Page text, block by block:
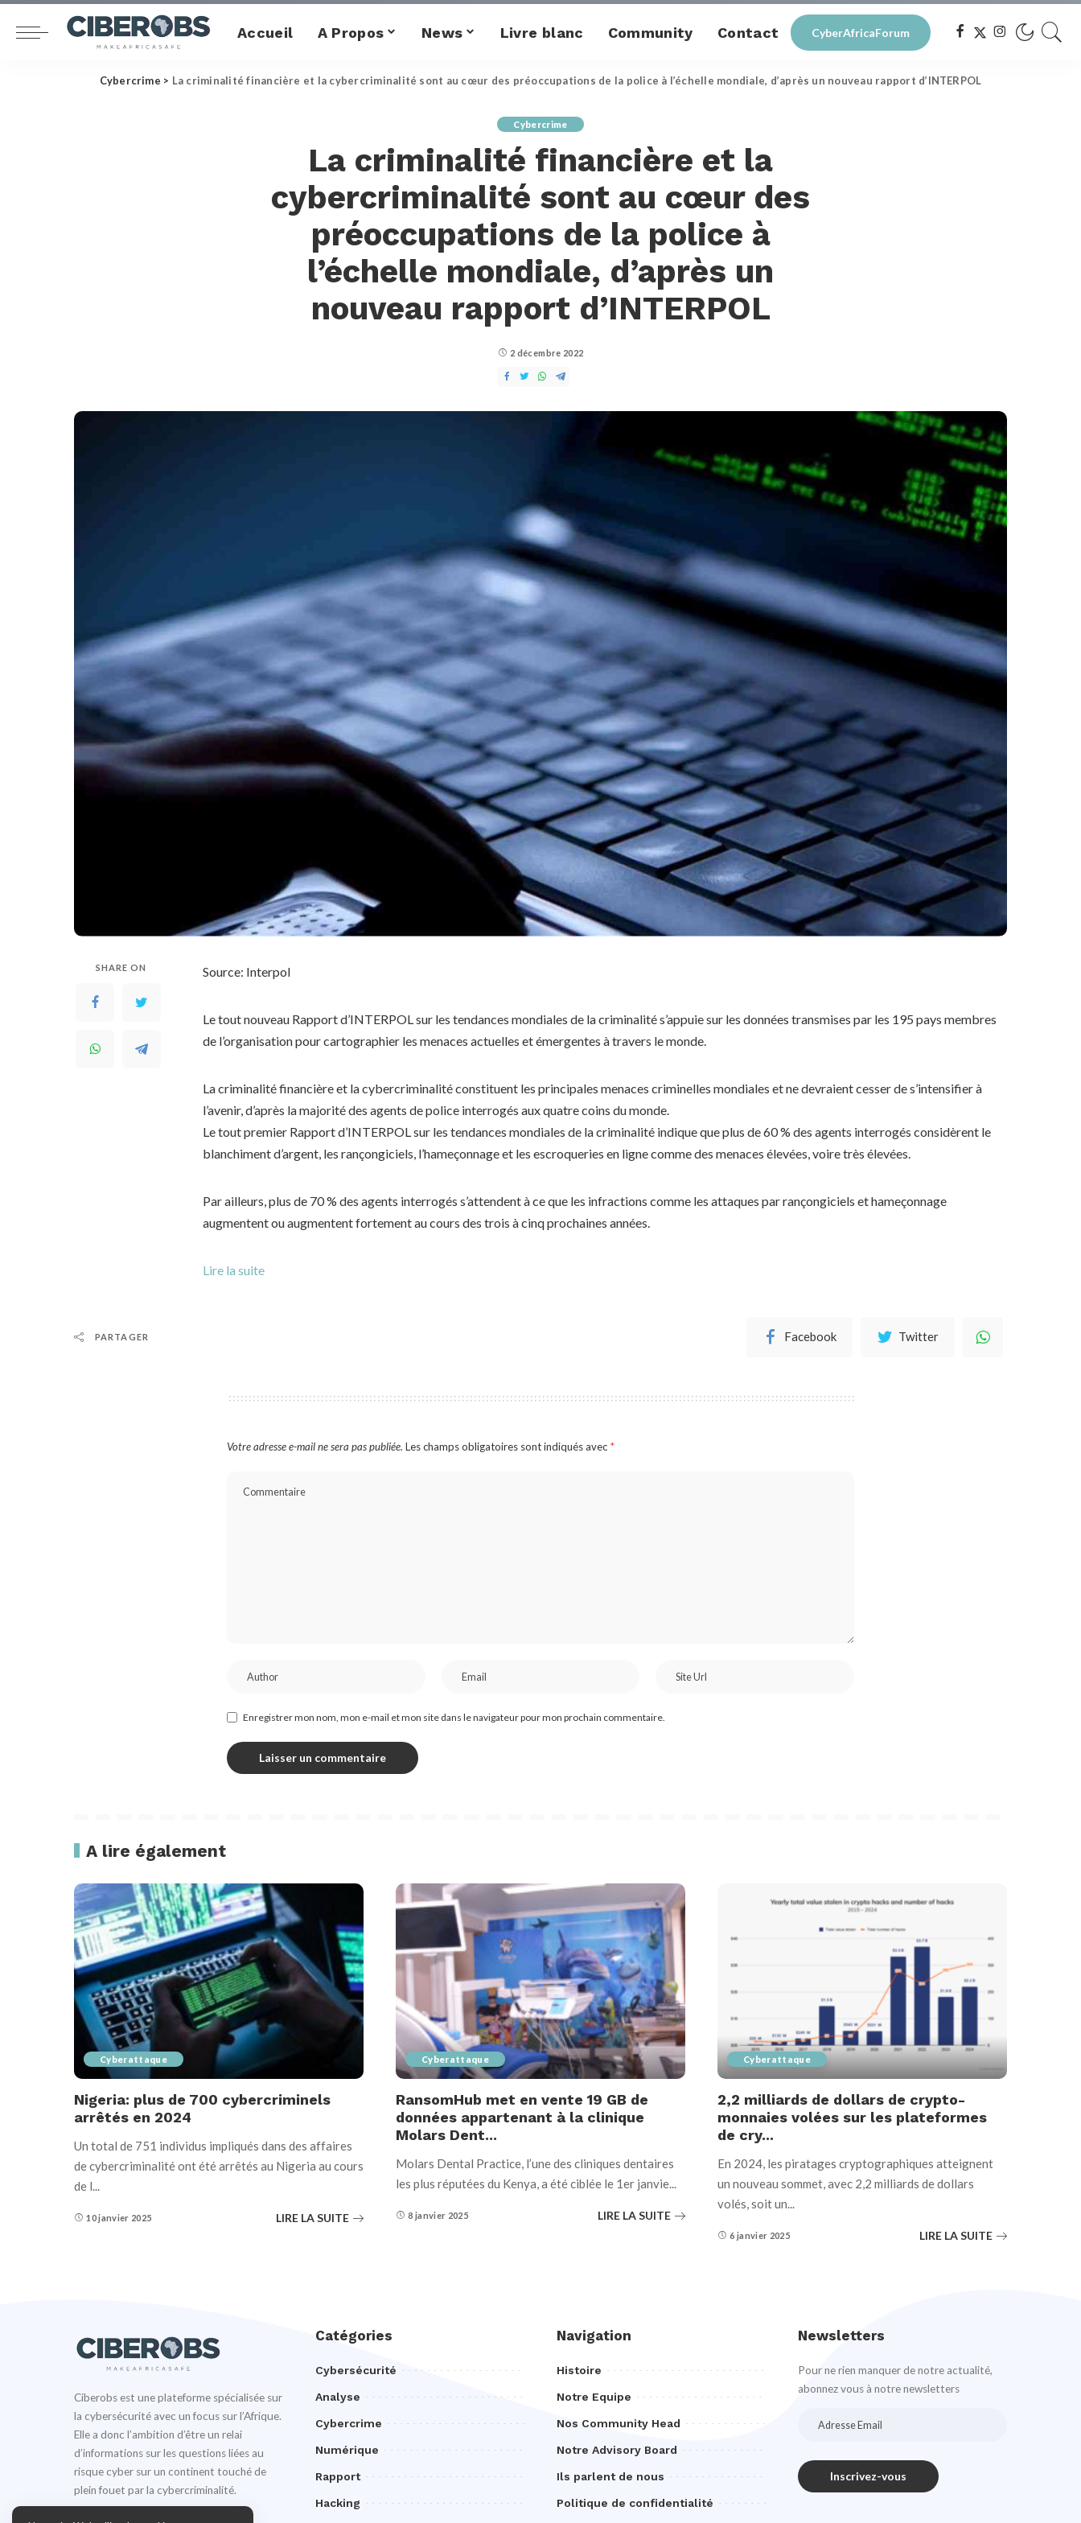
Accueil A Propos News Livre blanc Community Contact CyberAfricaForum
Cybercrime > La criminalité financière et la cybercriminalité sont au cœur des préoccupations de la police à l’échelle mondiale, d’après un nouveau rapport d’INTERPOL
Cybercrime
La criminalité financière et la
cybercriminalité sont au cœur des
préoccupations de la police à
l’échelle mondiale, d’après un
nouveau rapport d’INTERPOL
2 décembre 2022
SHARE ON Source: Interpol
Le tout nouveau Rapport d’INTERPOL sur les tendances mondiales de la criminalité s’appuie sur les données transmises par les 195 pays membres
de l’organisation pour cartographier les menaces actuelles et émergentes à travers le monde.
La criminalité financière et la cybercriminalité constituent les principales menaces criminelles mondiales et ne devraient cesser de s’intensifier à
l’avenir, d’après la majorité des agents de police interrogés aux quatre coins du monde.
Le tout premier Rapport d’INTERPOL sur les tendances mondiales de la criminalité indique que plus de 60 % des agents interrogés considèrent le
blanchiment d’argent, les rançongiciels, l’hameçonnage et les escroqueries en ligne comme des menaces élevées, voire très élevées.
Par ailleurs, plus de 70 % des agents interrogés s’attendent à ce que les infractions comme les attaques par rançongiciels et hameçonnage
augmentent ou augmentent fortement au cours des trois à cinq prochaines années.
Lire la suite
PARTAGER Facebook Twitter
Votre adresse e-mail ne sera pas publiée. Les champs obligatoires sont indiqués avec *
Enregistrer mon nom, mon e-mail et mon site dans le navigateur pour mon prochain commentaire.
A lire également
Cyberattaque
Nigeria: plus de 700 cybercriminels
arrêtés en 2024
Un total de 751 individus impliqués dans des affaires
de cybercriminalité ont été arrêtés au Nigeria au cours
de l...
10 janvier 2025 LIRE LA SUITE
Cyberattaque
RansomHub met en vente 19 GB de
données appartenant à la clinique
Molars Dent...
Molars Dental Practice, l’une des cliniques dentaires
les plus réputées du Kenya, a été ciblée le 1er janvie...
8 janvier 2025 LIRE LA SUITE
Cyberattaque
2,2 milliards de dollars de crypto-
monnaies volées sur les plateformes
de cry...
En 2024, les piratages cryptographiques atteignent
un nouveau sommet, avec 2,2 milliards de dollars
volés, soit un...
6 janvier 2025 LIRE LA SUITE
Ciberobs est une plateforme spécialisée sur
la cybersécurité avec un focus sur l’Afrique.
Elle a donc l’ambition d’être un relai
d’informations sur les questions liées au
risque cyber sur un continent touché de
plein fouet par la cybercriminalité.
Catégories
Cybersécurité
Analyse
Cybercrime
Numérique
Rapport
Hacking
Navigation
Histoire
Notre Equipe
Nos Community Head
Notre Advisory Board
Ils parlent de nous
Politique de confidentialité
Newsletters
Pour ne rien manquer de notre actualité,
abonnez vous à notre newsletters